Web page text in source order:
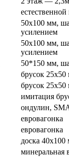
50х100 мм,
усилением
50х100 мм,
усилением
50*150 мм,
брусок
брусок
имитация
ондулин,
евровагонка
евровагонка
доска 40х100
минеральная